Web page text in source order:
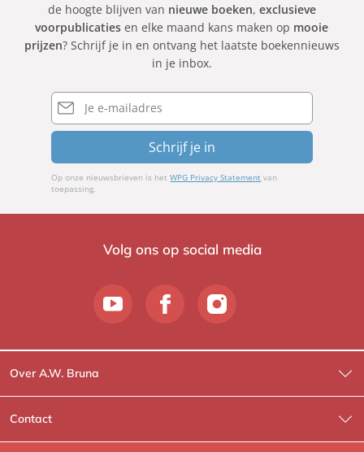
de hoogte blijven van nieuwe boeken, exclusieve
voorpublicaties en elke maand kans maken op mooie
prijzen? Schrijf je in en ontvang het laatste boekennieuws
in je inbox.
E-
mailadres
Schrijf je in
Op onze nieuwsbrieven is hetWPG Privacy Statement van
toepassing.
Volg ons op social media
Over A.W. Bruna
Wat wij doen
Wie is Wie?
Contact
Contactinformatie